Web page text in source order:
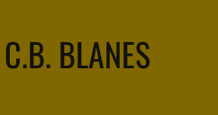
C.B. BLANES